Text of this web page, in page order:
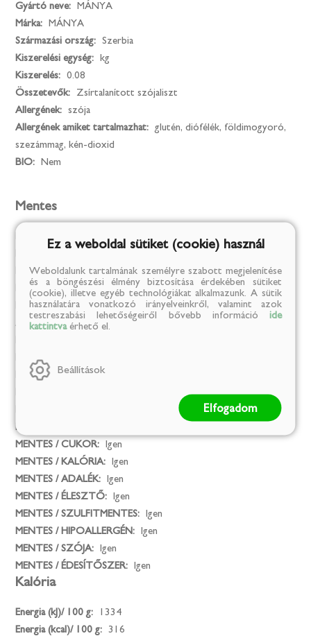
Gyártó neve:
MÁNYA
Márka:
MÁNYA
Származási ország:
Szerbia
Kiszerelési egység:
kg
Kiszerelés:
0.08
Összetevők:
Zsírtalanított szójaliszt
Allergének:
szója
Allergének amiket tartalmazhat:
glutén, diófélék, földimogyoró,
szezámmag, kén-dioxid
BIO:
Nem
Mentes
Mesterséges színezék:
Igen
MENTES / LAKTÓZ: Igen
MENTES / TARTÓSÍTÓSZER: Igen
MENTES / ÁLLATI EREDETŰ ÖSSZETEVŐ:
Igen
Az összes allergéntől mentes termék:
MENTES / ALKOHOLMENTES:
MENTES / PÁLMAOLAJ:
MENTES / HOZZÁADOTT CUKOR:
MENTES / SÓ:
MENTES / CUKOR:
Igen
MENTES / KALÓRIA:
Igen
MENTES / ADALÉK:
Igen
MENTES / ÉLESZTŐ:
Igen
MENTES / SZULFITMENTES:
Igen
MENTES / HIPOALLERGÉN:
Igen
MENTES / SZÓJA:
Igen
MENTES / ÉDESÍTŐSZER:
Igen
Kalória
Energia (kJ)/ 100 g:
1334
Energia (kcal)/ 100 g:
316
Ez a weboldal sütiket (cookie) használ
Weboldalunk tartalmának személyre szabott megjelenítése
és a böngészési élmény biztosítása érdekében sütiket
(cookie), illetve egyéb technológiákat alkalmazunk. A sütik
használatára vonatkozó irányelveinkről, valamint azok
testreszabási lehetőségeiről bővebb információ ide
kattintvaérhető el.
Beállítások
Elfogadom